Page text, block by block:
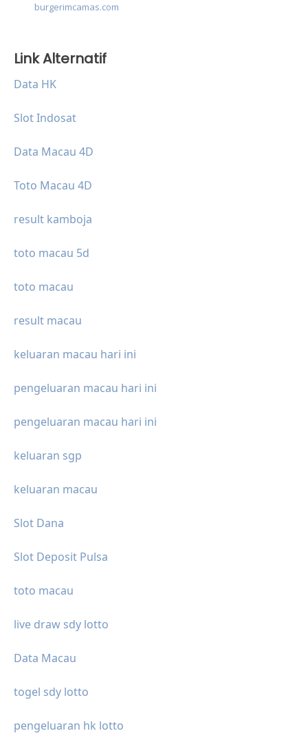
burgerimcamas.com
Link Alternatif
Data HK
Slot Indosat
Data Macau 4D
Toto Macau 4D
result kamboja
toto macau 5d
toto macau
result macau
keluaran macau hari ini
pengeluaran macau hari ini
pengeluaran macau hari ini
keluaran sgp
keluaran macau
Slot Dana
Slot Deposit Pulsa
toto macau
live draw sdy lotto
Data Macau
togel sdy lotto
pengeluaran hk lotto